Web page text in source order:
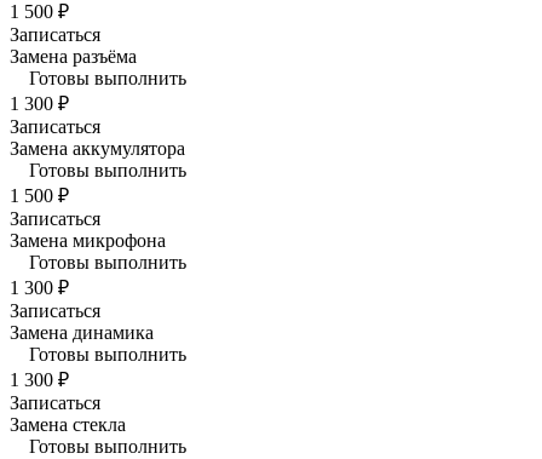
1 500 ₽
Записаться
Замена разъёма
Готовы выполнить
1 300 ₽
Записаться
Замена аккумулятора
Готовы выполнить
1 500 ₽
Записаться
Замена микрофона
Готовы выполнить
1 300 ₽
Записаться
Замена динамика
Готовы выполнить
1 300 ₽
Записаться
Замена стекла
Готовы выполнить